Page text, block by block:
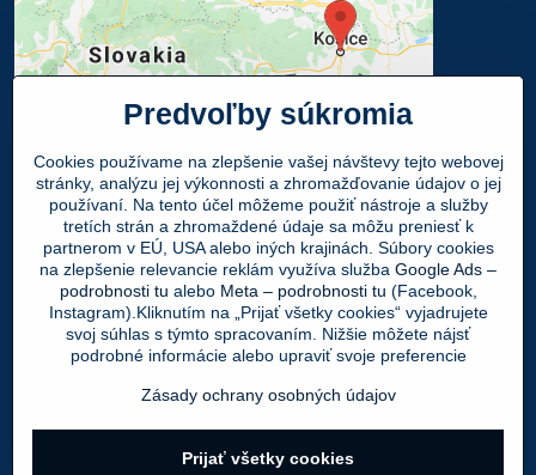
Osobný odber
Navštívte našu predajňu - SHOWROOM
Obuv LEON, Mlynská 21, 040 01 Košice
Váš Objednaný tovar si môžete ZADARMO
vyzdvihnúť v PO - PIA 9:00 - 17:00 hod.
©2026Copyright
Predvoľby súkromia
Cookies používame na zlepšenie vašej návštevy tejto webovej
stránky, analýzu jej výkonnosti a zhromažďovanie údajov o jej
používaní. Na tento účel môžeme použiť nástroje a služby
tretích strán a zhromaždené údaje sa môžu preniesť k
partnerom v EÚ, USA alebo iných krajinách. Súbory cookies
na zlepšenie relevancie reklám využíva služba Google Ads –
podrobnosti tu alebo Meta – podrobnosti tu (Facebook,
Instagram).Kliknutím na „Prijať všetky cookies“ vyjadrujete
svoj súhlas s týmto spracovaním. Nižšie môžete nájsť
podrobné informácie alebo upraviť svoje preferencie
Zásady ochrany osobných údajov
Prijať všetky cookies